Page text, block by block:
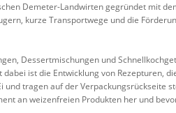
Demeter-Landwirten gegründet mit
kurze Transportwege und die
Dessertmischungen und
ist die Entwicklung von Rezepturen,
und tragen auf der Verpackungsrückseite
an weizenfreien Produkten her und